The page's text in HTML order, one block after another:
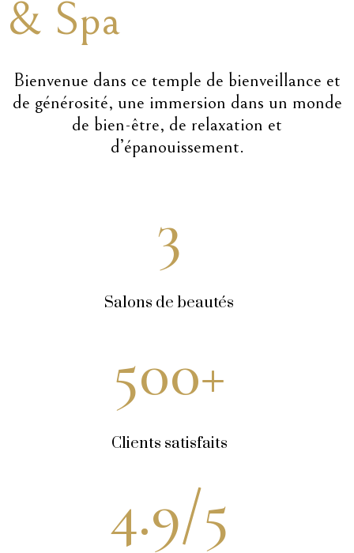
& Spa
Bienvenue dans ce temple de bienveillance et
de générosité, une immersion dans un monde
de bien-être, de relaxation et
d’épanouissement.
3
Salons de beautés
500+
Clients satisfaits
4.9/5